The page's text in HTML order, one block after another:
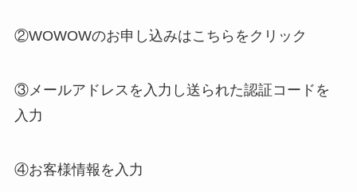
②WOWOWのお申し込みはこちらをクリック
③メールアドレスを入力し送られた認証コードを
入力
④お客様情報を入力